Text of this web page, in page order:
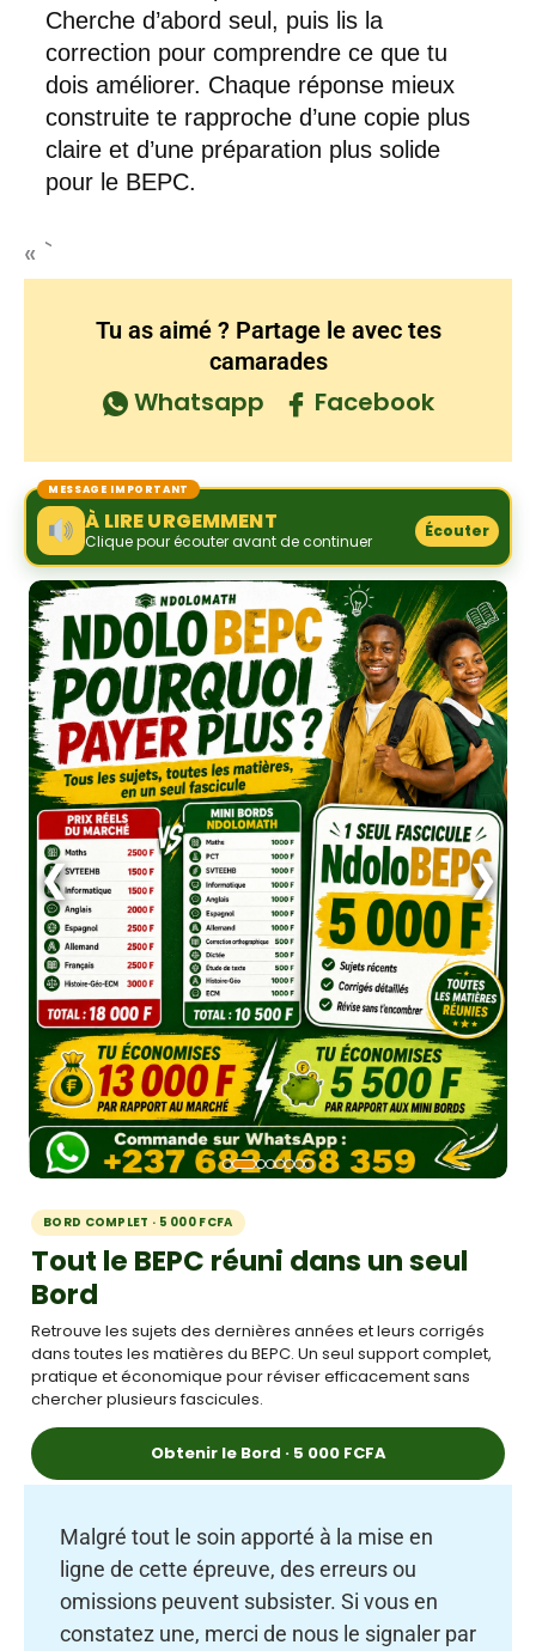
Cherche d’abord seul, puis lis la
correction pour comprendre ce que tu
dois améliorer. Chaque réponse mieux
construite te rapproche d’une copie plus
claire et d’une préparation plus solide
pour le BEPC.
« `
Tu as aimé ? Partage le avec tes
camarades
Whatsapp Facebook
MESSAGE IMPORTANT
À LIRE URGEMMENT
Clique pour écouter avant de continuer
Écouter
❮ ❯
BORD COMPLET · 5 000 FCFA
Tout le BEPC réuni dans un seul
Bord
Retrouve les sujets des dernières années et leurs corrigés
dans toutes les matières du BEPC. Un seul support complet,
pratique et économique pour réviser efficacement sans
chercher plusieurs fascicules.
Obtenir le Bord · 5 000 FCFA
Malgré tout le soin apporté à la mise en
ligne de cette épreuve, des erreurs ou
omissions peuvent subsister. Si vous en
constatez une, merci de nous le signaler par